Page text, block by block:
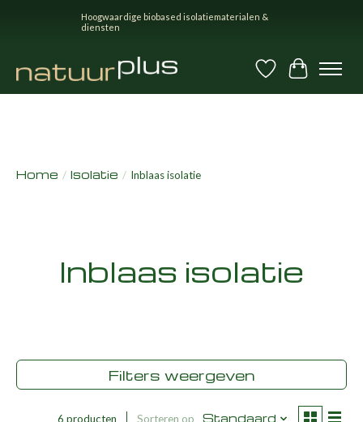
Hoogwaardige biobased isolatiematerialen &
diensten
Verlanglijst
Home / Isolatie / Inblaas isolatie
Inblaas isolatie
Filters weergeven
6 producten Sorteren op Standaard